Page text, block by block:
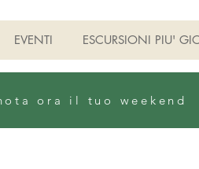
EVENTI ESCURSIONI PIU'
ora il tuo weekend